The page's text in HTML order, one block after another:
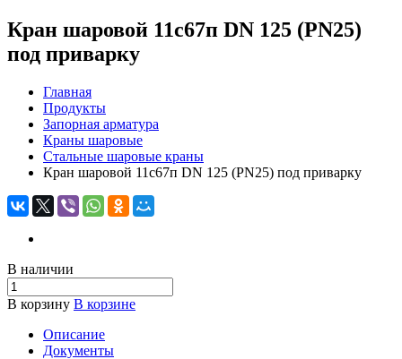
Кран шаровой 11с67п DN 125 (PN25)
под приварку
Главная
Продукты
Запорная арматура
Краны шаровые
Стальные шаровые краны
Кран шаровой 11с67п DN 125 (PN25) под приварку
В наличии
В корзину В корзине
Описание
Документы